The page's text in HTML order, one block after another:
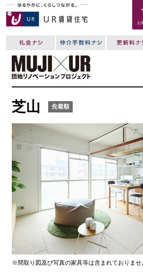
お
芝山 先着順
※間取り図及び写真の家具等は含まれておりませ